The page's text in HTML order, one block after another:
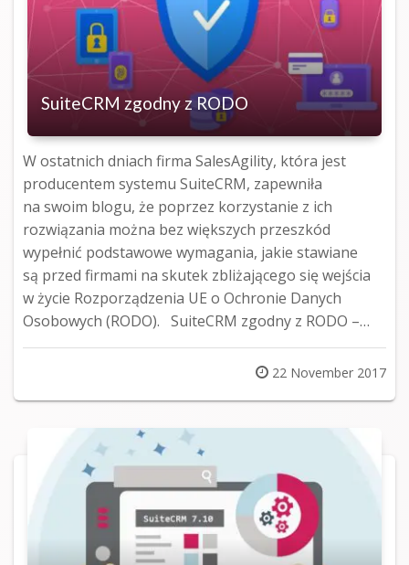
SuiteCRM zgodny z RODO
W ostatnich dniach firma SalesAgility, która jest
producentem systemu SuiteCRM, zapewniła
na swoim blogu, że poprzez korzystanie z ich
rozwiązania można bez większych przeszkód
wypełnić podstawowe wymagania, jakie stawiane
są przed firmami na skutek zbliżającego się wejścia
w życie Rozporządzenia UE o Ochronie Danych
Osobowych (RODO). SuiteCRM zgodny z RODO –…
Posted
on
22 November 2017